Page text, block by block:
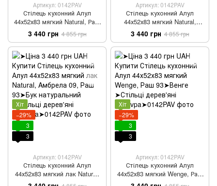
Артикул: 0142PAV
Стілець кухонний Алул
44х52х83 мягкий Natural, Раш
93
3 440 грн 4 855 грн
Артикул: 0142PAV
Стілець кухонний Алул
44х52х83 мягкий Natural,
Aмбрела 09
3 440 грн 4 855 грн
Хіт
−29%
3
3
Артикул: 0142PAV
Стілець кухонний Алул
44х52х83 мягкий лак Natural,
Aмбрела 09, Раш 93
Хіт
−29%
3
3
Артикул: 0142PAV
Стілець кухонний Алул
44х52х83 мягкий Wenge, Раш
93